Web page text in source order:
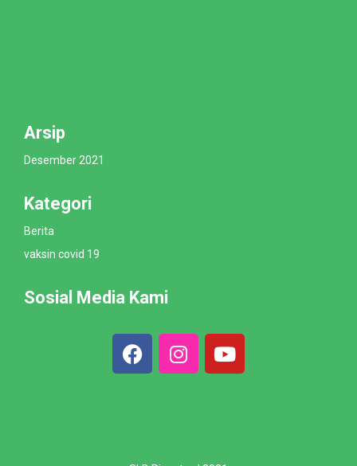
Arsip
Desember 2021
Kategori
Berita
vaksin covid 19
Sosial Media Kami